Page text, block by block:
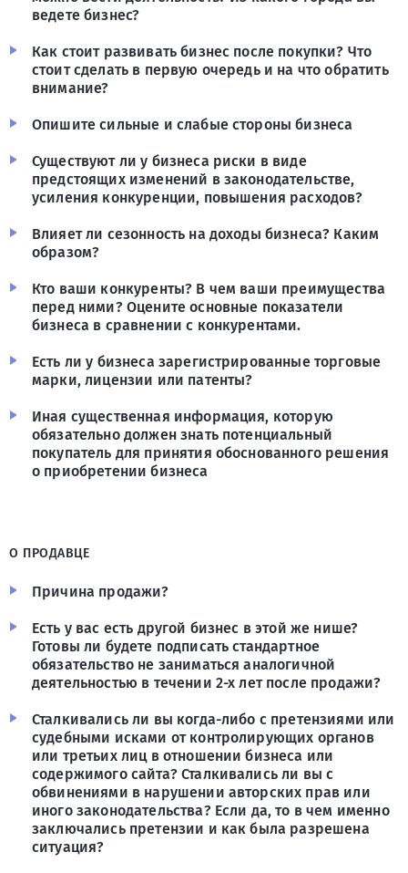
ведете бизнес?
Как стоит развивать бизнес после покупки? Что
стоит сделать в первую очередь и на что обратить
внимание?
Опишите сильные и слабые стороны бизнеса
Существуют ли у бизнеса риски в виде
предстоящих изменений в законодательстве,
усиления конкуренции, повышения расходов?
Влияет ли сезонность на доходы бизнеса? Каким
образом?
Кто ваши конкуренты? В чем ваши преимущества
перед ними? Оцените основные показатели
бизнеса в сравнении с конкурентами.
Есть ли у бизнеса зарегистрированные торговые
марки, лицензии или патенты?
Иная существенная информация, которую
обязательно должен знать потенциальный
покупатель для принятия обоснованного решения
о приобретении бизнеса
О ПРОДАВЦЕ
Причина продажи?
Есть у вас есть другой бизнес в этой же нише?
Готовы ли будете подписать стандартное
обязательство не заниматься аналогичной
деятельностью в течении 2-х лет после продажи?
Сталкивались ли вы когда-либо с претензиями или
судебными исками от контролирующих органов
или третьих лиц в отношении бизнеса или
содержимого сайта? Сталкивались ли вы с
обвинениями в нарушении авторских прав или
иного законодательства? Если да, то в чем именно
заключались претензии и как была разрешена
ситуация?